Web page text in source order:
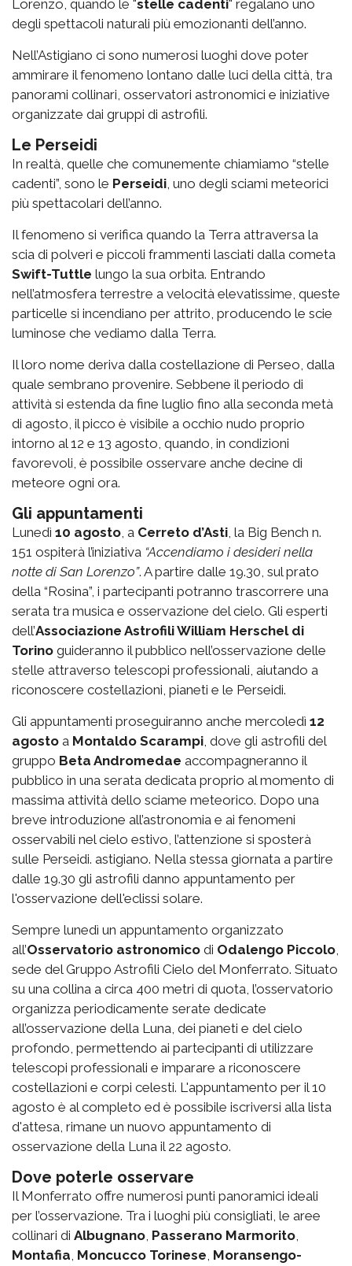
Lorenzo, quando le "stelle cadenti" regalano uno
degli spettacoli naturali più emozionanti dell’anno.
Nell’Astigiano ci sono numerosi luoghi dove poter
ammirare il fenomeno lontano dalle luci della città, tra
panorami collinari, osservatori astronomici e iniziative
organizzate dai gruppi di astrofili.
Le Perseidi
In realtà, quelle che comunemente chiamiamo “stelle
cadenti”, sono le Perseidi, uno degli sciami meteorici
più spettacolari dell’anno.
Il fenomeno si verifica quando la Terra attraversa la
scia di polveri e piccoli frammenti lasciati dalla cometa
Swift-Tuttle lungo la sua orbita. Entrando
nell’atmosfera terrestre a velocità elevatissime, queste
particelle si incendiano per attrito, producendo le scie
luminose che vediamo dalla Terra.
Il loro nome deriva dalla costellazione di Perseo, dalla
quale sembrano provenire. Sebbene il periodo di
attività si estenda da fine luglio fino alla seconda metà
di agosto, il picco è visibile a occhio nudo proprio
intorno al 12 e 13 agosto, quando, in condizioni
favorevoli, è possibile osservare anche decine di
meteore ogni ora.
Gli appuntamenti
Lunedì 10 agosto, a Cerreto d’Asti, la Big Bench n.
151 ospiterà l’iniziativa “Accendiamo i desideri nella
notte di San Lorenzo”. A partire dalle 19.30, sul prato
della “Rosina”, i partecipanti potranno trascorrere una
serata tra musica e osservazione del cielo. Gli esperti
dell’Associazione Astrofili William Herschel di
Torino guideranno il pubblico nell’osservazione delle
stelle attraverso telescopi professionali, aiutando a
riconoscere costellazioni, pianeti e le Perseidi.
Gli appuntamenti proseguiranno anche mercoledì 12
agosto a Montaldo Scarampi, dove gli astrofili del
gruppo Beta Andromedae accompagneranno il
pubblico in una serata dedicata proprio al momento di
massima attività dello sciame meteorico. Dopo una
breve introduzione all’astronomia e ai fenomeni
osservabili nel cielo estivo, l’attenzione si sposterà
sulle Perseidi. astigiano. Nella stessa giornata a partire
dalle 19.30 gli astrofili danno appuntamento per
l'osservazione dell'eclissi solare.
Sempre lunedì un appuntamento organizzato
all’Osservatorio astronomico di Odalengo Piccolo,
sede del Gruppo Astrofili Cielo del Monferrato. Situato
su una collina a circa 400 metri di quota, l’osservatorio
organizza periodicamente serate dedicate
all’osservazione della Luna, dei pianeti e del cielo
profondo, permettendo ai partecipanti di utilizzare
telescopi professionali e imparare a riconoscere
costellazioni e corpi celesti. L'appuntamento per il 10
agosto è al completo ed è possibile iscriversi alla lista
d'attesa, rimane un nuovo appuntamento di
osservazione della Luna il 22 agosto.
Dove poterle osservare
Il Monferrato offre numerosi punti panoramici ideali
per l’osservazione. Tra i luoghi più consigliati, le aree
collinari di Albugnano, Passerano Marmorito,
Montafia, Moncucco Torinese, Moransengo-